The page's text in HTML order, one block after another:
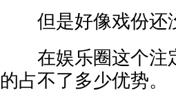
但是好像戏份还没
在娱乐圈这个注
的占不了多少优势。